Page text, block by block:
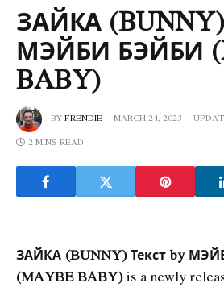
ЗАЙКА (BUNNY)
МЭЙБИ БЭЙБИ
BABY)
BYFRENDIE MARCH 24, 2023
2 MINS READ
ЗАЙКА (BUNNY) Текст by
(MAYBE BABY)is a newly